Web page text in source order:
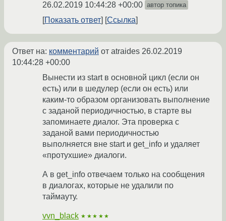
26.02.2019 10:44:28 +00:00 автор топика
Показать ответ Ссылка
Ответ на: комментарий от atraides 26.02.2019
10:44:28 +00:00
Вынести из start в основной цикл (если он
есть) или в шедулер (если он есть) или
каким-то образом организовать выполнение
с заданой периодичностью, в старте вы
запоминаете диалог. Эта проверка с
заданой вами периодичностью
выполняется вне start и get_info и удаляет
«протухшие» диалоги.
А в get_info отвечаем только на сообщения
в диалогах, которые не удалили по
таймауту.
vvn_black ★★★★★